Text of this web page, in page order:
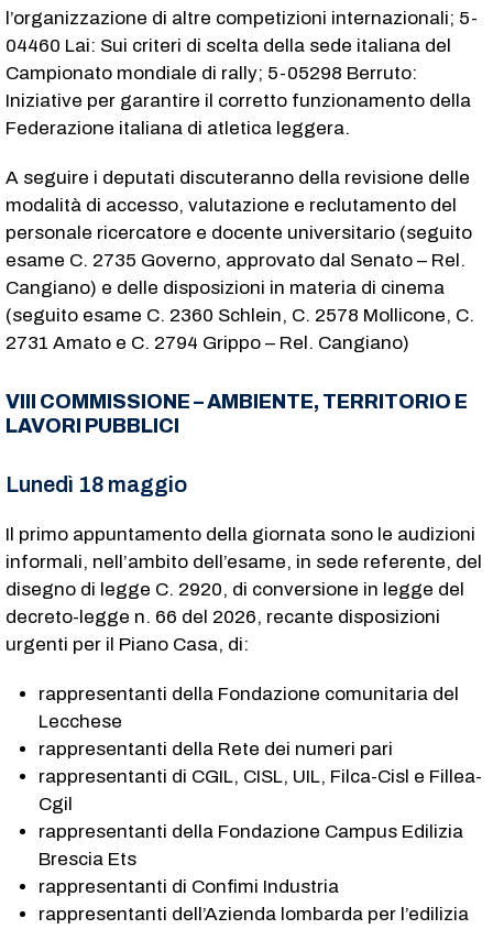
l’organizzazione di altre competizioni internazionali; 5-
04460 Lai: Sui criteri di scelta della sede italiana del
Campionato mondiale di rally; 5-05298 Berruto:
Iniziative per garantire il corretto funzionamento della
Federazione italiana di atletica leggera.
A seguire i deputati discuteranno della revisione delle
modalità di accesso, valutazione e reclutamento del
personale ricercatore e docente universitario (seguito
esame C. 2735​ Governo, approvato dal Senato – Rel.
Cangiano) e delle disposizioni in materia di cinema
(seguito esame C. 2360​ Schlein, C. 2578​ Mollicone, C.
2731​ Amato e C. 2794​ Grippo – Rel. Cangiano)
VIII COMMISSIONE – AMBIENTE, TERRITORIO E
LAVORI PUBBLICI
Lunedì 18 maggio
Il primo appuntamento della giornata sono le audizioni
informali, nell’ambito dell’esame, in sede referente, del
disegno di legge C. 2920​, di conversione in legge del
decreto-legge n. 66 del 2026, recante disposizioni
urgenti per il Piano Casa, di:
rappresentanti della Fondazione comunitaria del
Lecchese
rappresentanti della Rete dei numeri pari
rappresentanti di CGIL, CISL, UIL, Filca-Cisl e Fillea-
Cgil
rappresentanti della Fondazione Campus Edilizia
Brescia Ets
rappresentanti di Confimi Industria
rappresentanti dell’Azienda lombarda per l’edilizia